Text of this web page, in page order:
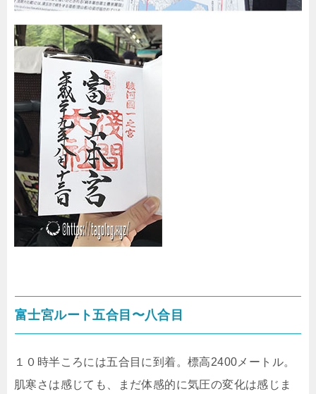
富士宮ルート五合目〜八合目
１０時半ころには五合目に到着。標高2400メートル。
肌寒さは感じても、まだ体感的に気圧の変化は感じま